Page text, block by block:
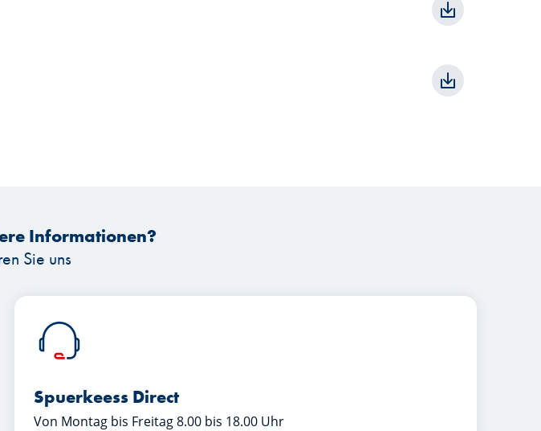
Informationen?
Sie uns
Spuerkeess Direct
Von Montag bis Freitag 8.00 bis 18.00 Uhr